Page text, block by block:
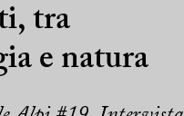
tra
e natura